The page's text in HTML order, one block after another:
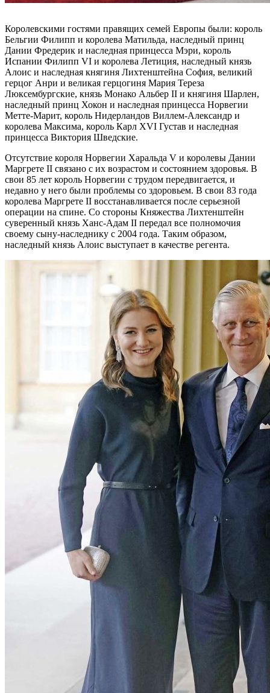
Королевскими гостями правящих семей Европы были: король
Бельгии Филипп и королева Матильда, наследный принц
Дании Фредерик и наследная принцесса Мэри, король
Испании Филипп VI и королева Летиция, наследный князь
Алоис и наследная княгиня Лихтенштейна София, великий
герцог Анри и великая герцогиня Мария Тереза
Люксембургские, князь Монако Альбер II и княгиня Шарлен,
наследный принц Хокон и наследная принцесса Норвегии
Метте-Марит, король Нидерландов Виллем-Александр и
королева Максима, король Карл XVI Густав и наследная
принцесса Виктория Шведские.
Отсутствие короля Норвегии Харальда V и королевы Дании
Маргрете II связано с их возрастом и состоянием здоровья. В
свои 85 лет король Норвегии с трудом передвигается, и
недавно у него были проблемы со здоровьем. В свои 83 года
королева Маргрете II восстанавливается после серьезной
операции на спине. Со стороны Княжества Лихтенштейн
суверенный князь Ханс-Адам II передал все полномочия
своему сыну-наследнику с 2004 года. Таким образом,
наследный князь Алоис выступает в качестве регента.